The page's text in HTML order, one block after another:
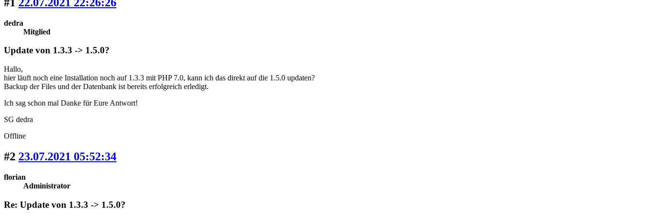
dedra
Mitglied
Update von 1.3.3 -> 1.5.0?
Hallo,
hier läuft noch eine Installation noch auf 1.3.3 mit PHP 7.0, kann ich das direkt auf die 1.5.0 updaten?
Backup der Files und der Datenbank ist bereits erfolgreich erledigt.
Ich sag schon mal Danke für Eure Antwort!
SG dedra
Offline
#2 23.07.2021 05:52:34
florian
Administrator
Re: Update von 1.3.3 -> 1.5.0?